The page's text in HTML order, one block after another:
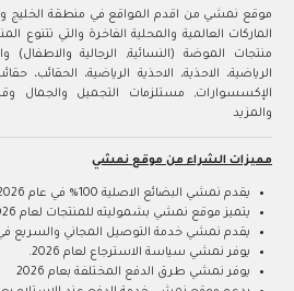
موقع نمشي من اقدم المواقع في منطقة الخليج
الماركات العالمية والمحلية الفاخرة والتي
منتجات الموضة (النسائية, الرجالية
الرياضية، الاحذية، الاحذية الرياضية، الحقائب،
الإكسسوارات, مستلزمات التجميل والجمال
والمزيد
مميزات الشراء من موقع نمشي
يقدم نمشي البضائع الاصلية 100% في عام 2026.
يتميز موقع نمشي بشموليته للمنتجات لعام 2026.
يقدم نمشي خدمة التوصيل المجاني والسريع في
يوفر نمشي سياسة الاسترجاع لعام 2026.
يوفر نمشي طرق الدفع المختلفة بعام 2026